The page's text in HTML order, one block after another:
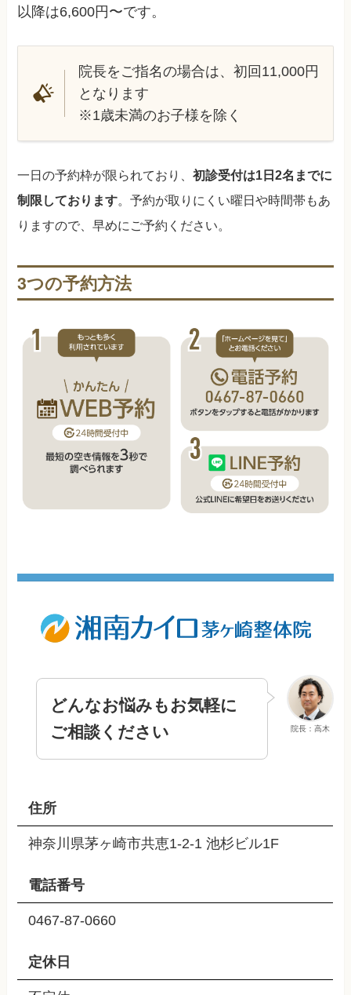
以降は6,600円〜です。
院長をご指名の場合は、初回11,000円
となります
※1歳未満のお子様を除く
一日の予約枠が限られており、初診受付は1日2名までに
制限しております 。予約が取りにくい曜日や時間帯もあ
りますので、早めにご予約ください。
3つの予約方法
院長：高木
どんなお悩みもお気軽に
ご相談ください
住所
神奈川県茅ヶ崎市共恵1-2-1 池杉ビル1F
電話番号
0467-87-0660
定休日